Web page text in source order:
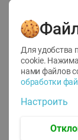
12
1.05 руб./
руб./шт
Для удобства
cookie.
нами файлов
обработки
Настроить